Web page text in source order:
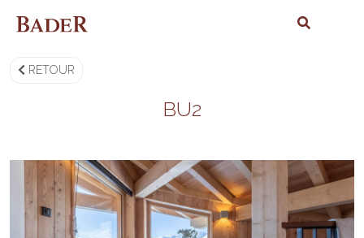
RETOUR
BU2